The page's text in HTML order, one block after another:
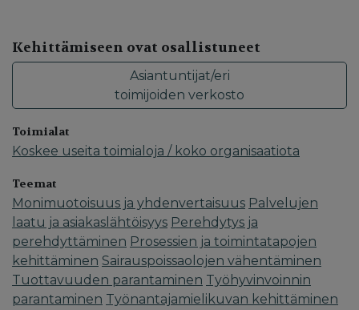
Kehittämiseen ovat osallistuneet
Asiantuntijat/eri
toimijoiden verkosto
Toimialat
Koskee useita toimialoja / koko organisaatiota
Teemat
Monimuotoisuus ja yhdenvertaisuus Palvelujen
laatu ja asiakaslähtöisyys Perehdytys ja
perehdyttäminen Prosessien ja toimintatapojen
kehittäminen Sairauspoissaolojen vähentäminen
Tuottavuuden parantaminen Työhyvinvoinnin
parantaminen Työnantajamielikuvan kehittäminen